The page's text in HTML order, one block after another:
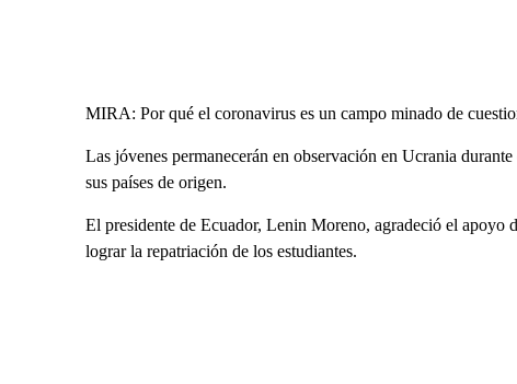
MIRA: Por qué el coronavirus es un campo minado de
Las jóvenes permanecerán en observación en Ucrania
sus países de origen.
El presidente de Ecuador, Lenin Moreno, agradeció el apoyo
lograr la repatriación de los estudiantes.